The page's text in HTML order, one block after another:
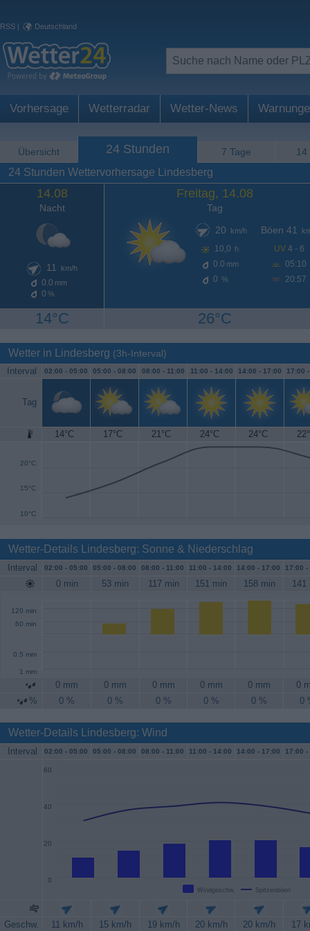
RSS | Deutschland
Vorhersage Wetterradar Wetter-News
Übersicht 24 Stunden 7 Tage 14
24 Stunden Wettervorhersage Lindesberg
14.08
Nacht
11 km/h
0.0 mm
0 %
14°C
Freitag, 14.08
Tag
20
km/h
10,0 h
0.0 mm
0 %
Böen 41
UV 4 - 6
05:10
20:57
26°C
Wetter in Lindesberg (3h-Interval)
Interval 02:00 - 05:00 05:00 - 08:00 08:00 - 11:00 11:00 - 14:00 14:00 - 17:00 17:00
Tag
14°C 17°C 21°C 24°C 24°C
10°C
15°C
20°C
25°C
Wetter-Details Lindesberg: Sonne & Niederschlag
Interval 02:00 - 05:00 05:00 - 08:00 08:00 - 11:00 11:00 - 14:00 14:00 - 17:00 17:00 -
0 min 53 min 117 min 151 min 158 min 141
60 min
120 min
0.5 mm
1 mm
0 mm 0 mm 0 mm 0 mm 0 mm
0
%
0 % 0 % 0 % 0 % 0 % 0
Wetter-Details Lindesberg: Wind
Interval 02:00 - 05:00 05:00 - 08:00 08:00 - 11:00 11:00 - 14:00 14:00 - 17:00 17:00 -
Windgeschw. Spitzenböen
0
20
40
60
Geschw. 11 km/h 15 km/h 19 km/h 20 km/h 20 km/h
17